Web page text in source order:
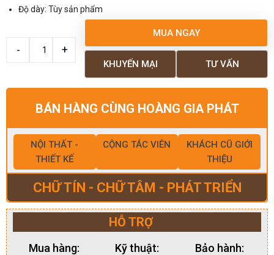
Độ dày: Tùy sản phẩm
MUA NGAY
TƯ VẤN
KHUYẾN MẠI
BÁN HÀNG CÙNG HOÀNG GIA PHÁT
NỘI THẤT -
THIẾT KẾ
CỘNG TÁC VIÊN
KHÁCH CŨ GIỚI
THIỆU
CHỮ TÍN - CHỮ TÂM - PHÁT TRIỂN
HỖ TRỢ
Mua hàng: Kỹ thuật: Bảo hành: